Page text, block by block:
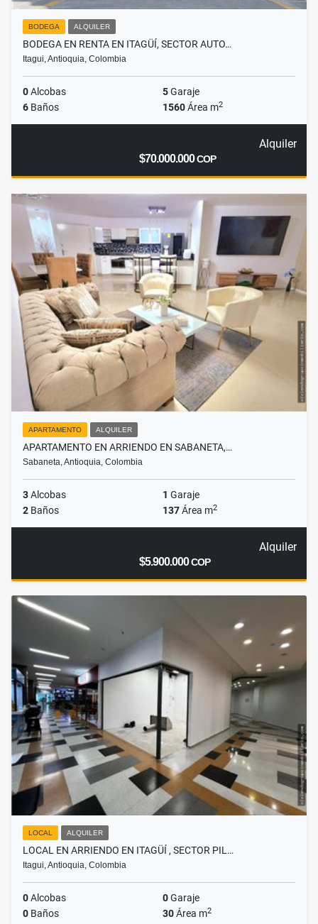
BODEGA ALQUILER
BODEGA EN RENTA EN ITAGÜÍ, SECTOR AUTO…
Itagui, Antioquia, Colombia
0Alcobas 5Garaje
6 Baños 1560Área m2
Alquiler
$70.000.000COP
APARTAMENTO ALQUILER
APARTAMENTO EN ARRIENDO EN SABANETA,…
Sabaneta, Antioquia, Colombia
3Alcobas 1 Garaje
2 Baños 137Área m2
Alquiler
$5.900.000COP
LOCAL ALQUILER
LOCAL EN ARRIENDO EN ITAGÜÍ , SECTOR PIL…
Itagui, Antioquia, Colombia
0Alcobas 0Garaje
0 Baños 30Área m2